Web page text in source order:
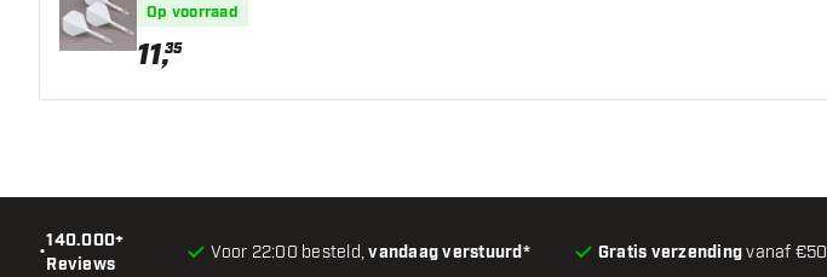
Op voorraad
11,35
•
140.000+
Reviews
Voor 22:00 besteld,vandaag verstuurd* Gratis verzendingvanaf €50